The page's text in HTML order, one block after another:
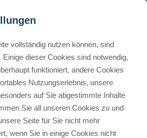
erstellen
Hostinger?
und Funktionen
Sternchen (*) sind Affiliate-Links. Kaufst
vollständig nutzen können, sind
dieser Cookies sind notwendig,
funktioniert, andere Cookies
Nutzungserlebnis, unsere
auf Sie abgestimmte Inhalte
Sie all unseren Cookies zu und
Seite für Sie nicht mehr
wenn Sie in einige Cookies nicht